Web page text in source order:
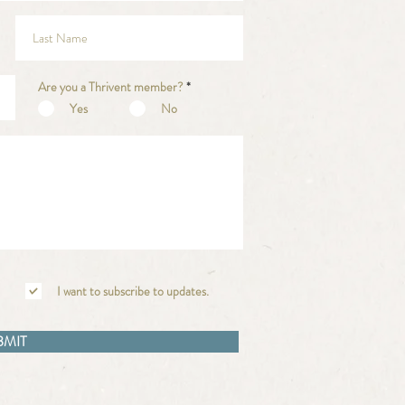
Are you a Thrivent member? *
Yes
No
I want to subscribe to updates.